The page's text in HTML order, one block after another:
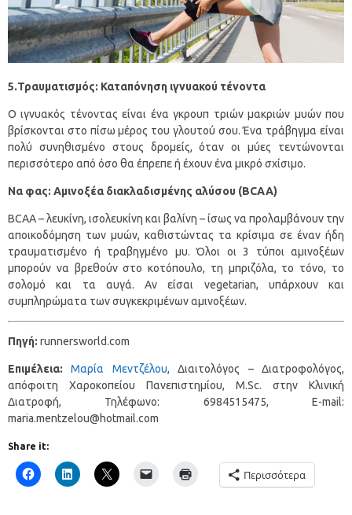
5.Τραυματισμός: Καταπόνηση ιγνυακού τένοντα
Ο ιγνυακός τένοντας είναι ένα γκρουπ τριών μακριών μυών που
βρίσκονται στο πίσω μέρος του γλουτού σου. Ένα τράβηγμα είναι
πολύ συνηθισμένο στους δρομείς, όταν οι μύες τεντώνονται
περισσότερο από όσο θα έπρεπε ή έχουν ένα μικρό σχίσιμο.
Να φας: Αμινοξέα διακλαδισμένης αλύσου (BCAA)
BCAA – λευκίνη, ισολευκίνη και βαλίνη – ίσως να προλαμβάνουν την
αποικοδόμηση των μυών, καθιστώντας τα κρίσιμα σε έναν ήδη
τραυματισμένο ή τραβηγμένο μυ. Όλοι οι 3 τύποι αμινοξέων
μπορούν να βρεθούν στο κοτόπουλο, τη μπριζόλα, το τόνο, το
σολομό και τα αυγά. Αν είσαι vegetarian, υπάρχουν και
συμπληρώματα των συγκεκριμένων αμινοξέων.
Πηγή: runnersworld.com
Επιμέλεια: Μαρία Μεντζέλου, Διαιτολόγος – Διατροφολόγος,
απόφοιτη Χαροκοπείου Πανεπιστημίου, M.Sc. στην Κλινική
Διατροφή, Τηλέφωνο: 6984515475, E-mail:
maria.mentzelou@hotmail.com
Share it:
Περισσότερα